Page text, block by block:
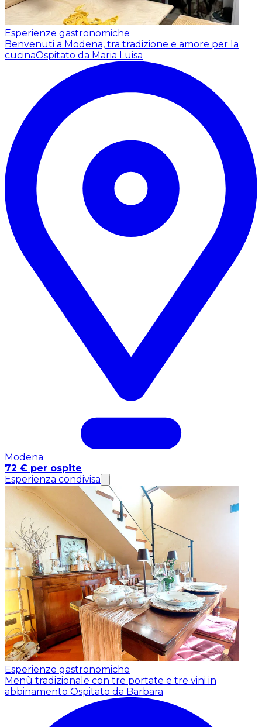
Esperienze gastronomiche
Benvenuti a Modena, tra tradizione e amore per la
cucinaOspitato da Maria Luisa
Modena
72 € per ospite
Esperienza condivisa
Esperienze gastronomiche
Menù tradizionale con tre portate e tre vini in
abbinamento Ospitato da Barbara